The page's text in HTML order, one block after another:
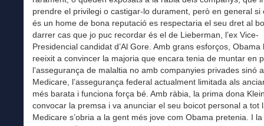
prendre el privilegi o castigar-lo durament, però en general si
és un home de bona reputació es respectaria el seu dret al
darrer cas que jo puc recordar és el de Lieberman, l’ex Vice-
Presidencial candidat d’Al Gore. Amb grans esforços, Obama
reeixit a convincer la majoria que encara tenia de muntar en
l’assegurança de malaltia no amb companyies privades sinó
Medicare, l’assegurança federal actualment limitada als
més barata i funciona força bé. Amb ràbia, la prima dona
convocar la premsa i va anunciar el seu boicot personal a tot
Medicare s’obria a la gent més jove com Obama pretenia. I